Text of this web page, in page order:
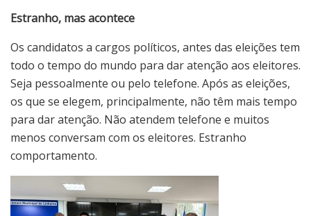
Estranho, mas acontece
Os candidatos a cargos políticos, antes das eleições tem
todo o tempo do mundo para dar atenção aos eleitores.
Seja pessoalmente ou pelo telefone. Após as eleições,
os que se elegem, principalmente, não têm mais tempo
para dar atenção. Não atendem telefone e muitos
menos conversam com os eleitores. Estranho
comportamento.